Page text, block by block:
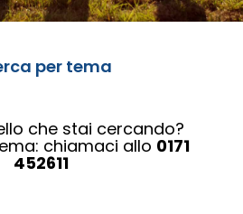
per tema
che stai cercando?
chiamaci allo 0171
452611